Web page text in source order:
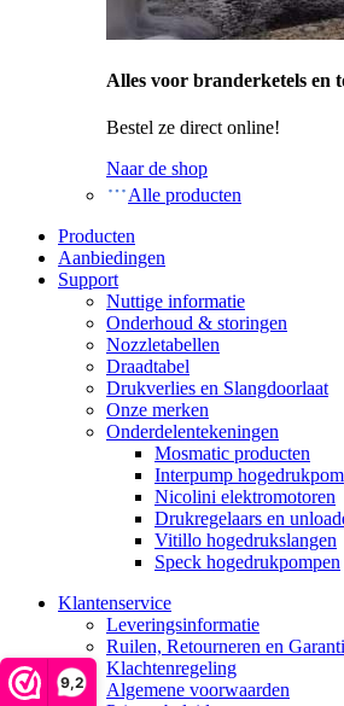
9,2
Alles voor branderketels en
Bestel ze direct online!
Naar de shop
Alle producten
Producten
Aanbiedingen
Support
Nuttige informatie
Onderhoud & storingen
Nozzletabellen
Draadtabel
Drukverlies en Slangdoorlaat
Onze merken
Onderdelentekeningen
Mosmatic producten
Interpump
Nicolini elektromotoren
Drukregelaars en
Vitillo hogedrukslangen
Speck hogedrukpompen
Klantenservice
Leveringsinformatie
Ruilen, Retourneren en
Klachtenregeling
Algemene voorwaarden